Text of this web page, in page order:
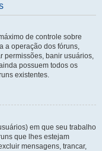
de controle sobre
a operação dos fóruns,
permissões, banir usuários,
possuem todos os
existentes.
em que seu trabalho
que lhes estejam
mensagens, trancar,